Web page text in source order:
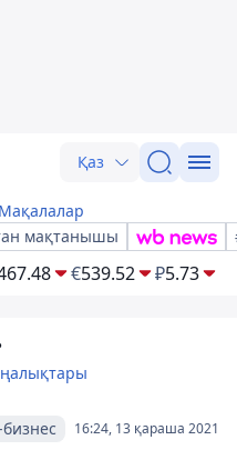
Қаз
Мақалалар
мақтанышы
€539.52 ₽5.73
16:24, 13 қараша 2021